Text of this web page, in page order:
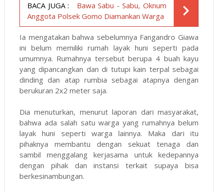
BACA JUGA :
Bawa Sabu - Sabu, Oknum
Anggota Polsek Gomo Diamankan Warga
Ia mengatakan bahwa sebelumnya Fangandro Giawa
ini belum memiliki rumah layak huni seperti pada
umumnya. Rumahnya tersebut berupa 4 buah kayu
yang dipancangkan dan di tutupi kain terpal sebagai
dinding dan atap rumbia sebagai atapnya dengan
berukuran 2x2 meter saja.
Dia menuturkan, menurut laporan dari masyarakat,
bahwa ada salah satu warga yang rumahnya belum
layak huni seperti warga lainnya. Maka dari itu
pihaknya membantu dengan sekuat tenaga dan
sambil menggalang kerjasama untuk kedepannya
dengan pihak dan instansi terkait supaya bisa
berkesinambungan.